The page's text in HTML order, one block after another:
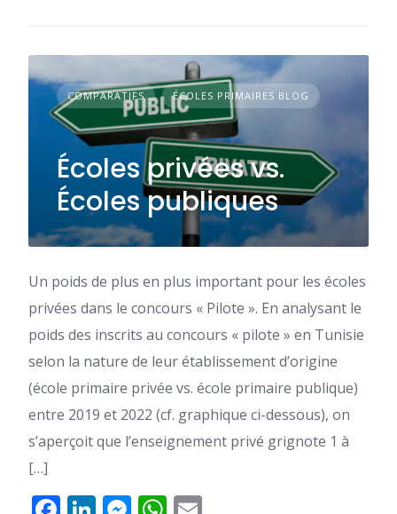
COMPARATIFS ÉCOLES PRIMAIRES BLOG
Écoles privées vs.
Écoles publiques
Un poids de plus en plus important pour les écoles
privées dans le concours « Pilote ». En analysant le
poids des inscrits au concours « pilote » en Tunisie
selon la nature de leur établissement d’origine
(école primaire privée vs. école primaire publique)
entre 2019 et 2022 (cf. graphique ci-dessous), on
s’aperçoit que l’enseignement privé grignote 1 à
[…]